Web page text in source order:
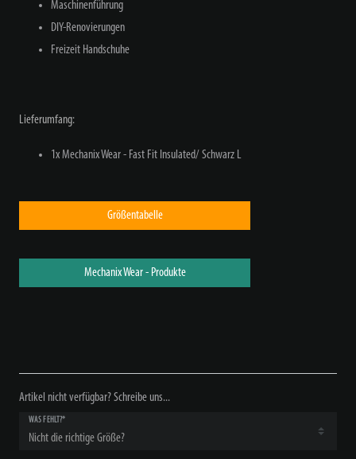
Maschinenführung
DIY-Renovierungen
Freizeit Handschuhe
Lieferumfang:
1x Mechanix Wear - Fast Fit Insulated/ Schwarz L
Größentabelle
Mechanix Wear - Produkte
Artikel nicht verfügbar? Schreibe uns...
WAS FEHLT?*